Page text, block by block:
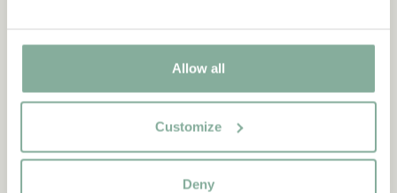
Allow all
Customize
Deny